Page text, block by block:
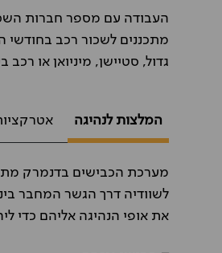
העבודה עם מספר חברות
מתכננים לשכור רכב בחודשי
גדול, סטיישן, מיניואן או רכב
המלצות לנהיגה
מערכת הכבישים בדנמרק
לשוודיה דרך הגשר המחבר
את אופי הנהיגה אליהם כדי